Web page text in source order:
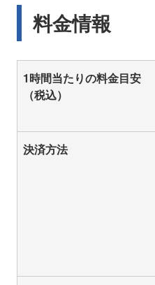
料金情報
1時間当たりの料金目安
（税込）
決済方法